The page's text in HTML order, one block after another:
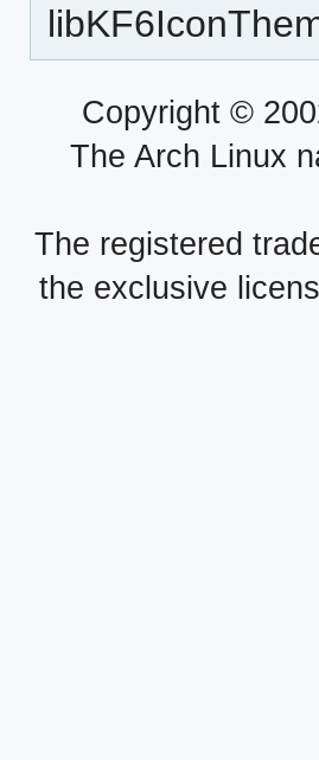
Copyright ©
The Arch Linux
The registered
the exclusive